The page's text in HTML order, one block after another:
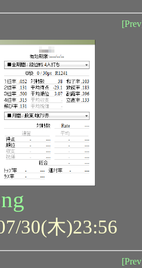
30(木)23:56